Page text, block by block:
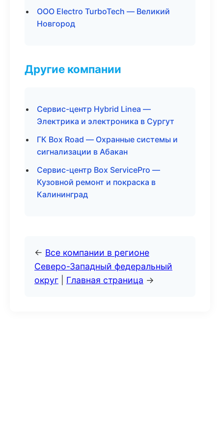
ООО Electro TurboTech — Великий
Новгород
Другие компании
Сервис-центр Hybrid Linea —
Электрика и электроника в Сургут
ГК Box Road — Охранные системы и
сигнализации в Абакан
Сервис-центр Box ServicePro —
Кузовной ремонт и покраска в
Калининград
← Все компании в регионе
Северо-Западный федеральный
округ
Главная страница →